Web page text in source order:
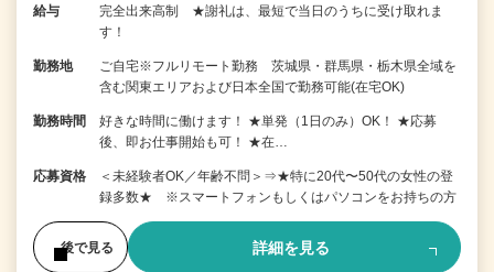
給与
完全出来高制 ★謝礼は、最短で当日のうちに受け取れま
す！
勤務地
ご自宅※フルリモート勤務 茨城県・群馬県・栃木県全域を
含む関東エリアおよび日本全国で勤務可能(在宅OK)
勤務時間
好きな時間に働けます！ ★単発（1日のみ）OK！ ★応募
後、即お仕事開始も可！ ★在…
応募資格
＜未経験者OK／年齢不問＞⇒★特に20代〜50代の女性の登
録多数★ ※スマートフォンもしくはパソコンをお持ちの方
後で見る 詳細を見る